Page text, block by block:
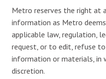
Metro reserves the right at
information as Metro
applicable law, regulation,
request, or to edit, refuse
information or materials, in
discretion.